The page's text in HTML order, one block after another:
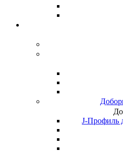
J-Профиль